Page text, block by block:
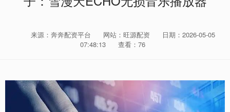
来源：奔奔配资平台 网站：旺源配资
日期：2026-05-05
07:48:13
查看：76